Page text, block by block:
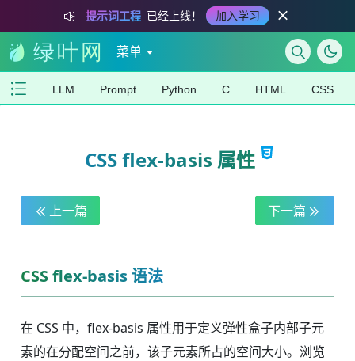
提示词工程 已经上线！ 加入学习
菜单
LLM Prompt Python C HTML CSS
CSS flex-basis 属性
上一篇 下一篇
CSS flex-basis 语法
在 CSS 中，flex-basis 属性用于定义弹性盒子内部子元
素的在分配空间之前，该子元素所占的空间大小。浏览